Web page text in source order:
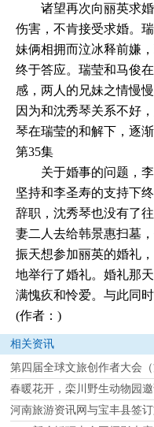
诸望再次向丽英求婚
伤害，不肯接受求婚。
妹俩相拥而泣冰释前嫌
终于答应。瑞莹和马俊
感，两人的兄妹之情慢
因为和沈秀琴关系不好
琴在瑞莹的和解下，逐
第35集
关于婚事的问题，李
坚持和李圣寿的支持下
辞职，沈秀琴也没有了
妻二人去给韩景惠扫墓
振天想参加丽英的婚礼
地举行了婚礼。婚礼那
满愧疚和怜爱。与此同
(作者：)
相关资讯
第四届全球文旅创作者大会
春暖花开，栾川野生动物园
河南旅游资讯网与宝丰县签